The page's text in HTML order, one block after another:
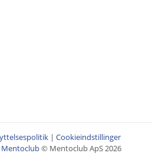
| Cookieindstillinger
Mentoclub© Mentoclub ApS 2026